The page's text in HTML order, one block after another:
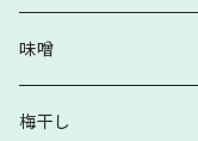
味噌
梅干し